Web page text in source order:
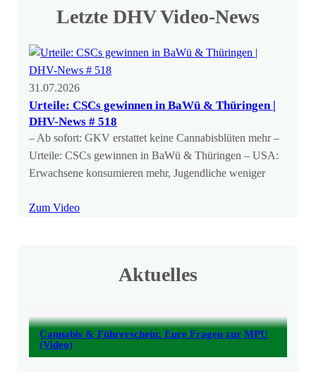
Letzte DHV Video-News
31.07.2026
Urteile: CSCs gewinnen in BaWü & Thüringen |
DHV-News # 518
– Ab sofort: GKV erstattet keine Cannabisblüten mehr –
Urteile: CSCs gewinnen in BaWü & Thüringen – USA:
Erwachsene konsumieren mehr, Jugendliche weniger
Zum Video
Aktuelles
Cannabis & Führerschein: Eure Fragen zur MPU
(Video)